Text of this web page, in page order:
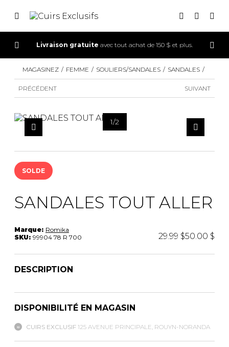
INSCRIPTION
Livraison gratuite avec tout achat de 150 $ et plus.
MAGASINEZ FEMME SOULIERS/SANDALES SANDALES
PRÉCÉDENT SUIVANT
1/2
SOLDE
SANDALES TOUT ALLER
Marque: Romika
SKU: 99904 78 R 700 29.99 $50.00 $
DESCRIPTION
DISPONIBILITÉ EN MAGASIN
CUIRS EXCLUSIF 125 AVENUE PRINCIPALE, ROUYN-NORANDA